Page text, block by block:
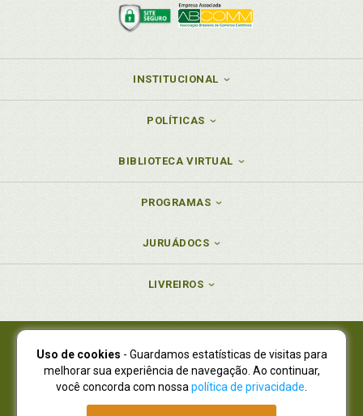
INSTITUCIONAL
POLÍTICAS
BIBLIOTECA VIRTUAL
PROGRAMAS
JURUÁDOCS
LIVREIROS
Juruá Editora Ltda., CNPJ 77.535.508/0001-19
Juruá Informática Ltda., CNPJ 01.701.561/0001-80
NOVO ENDEREÇO:R. Flávio Dallegrave, 7665, São Lourenço |
Curitiba - Paraná - CEP 82210-310
Uso de cookies - Guardamos estatísticas de visitas para
melhorar sua experiência de navegação. Ao continuar,
você concorda com nossa política de privacidade